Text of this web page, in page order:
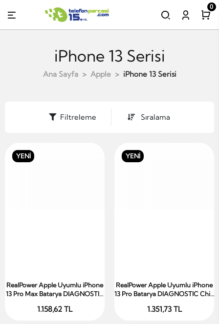
0
iPhone 13 Serisi
Ana Sayfa Apple iPhone 13 Serisi
Filtreleme Sıralama
YENİ
Sepete Ekle
RealPower Apple Uyumlu iPhone
13 Pro Max Batarya DIAGNOSTIC
Güçlendirilmiş Pil
1.158,62 TL
YENİ
Sepete Ekle
RealPower Apple Uyumlu iPhone
13 Pro Batarya DIAGNOSTIC Chip
Pil
1.351,73 TL